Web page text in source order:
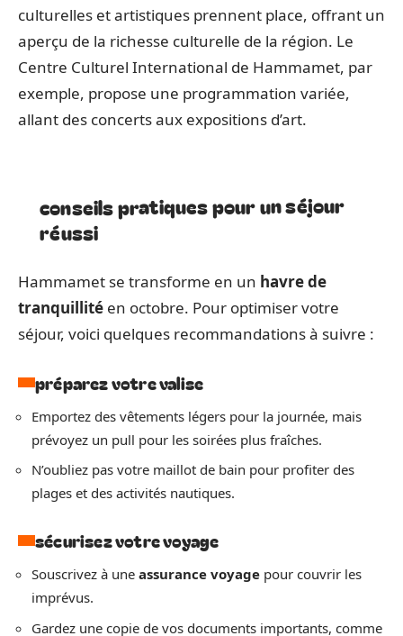
culturelles et artistiques prennent place, offrant un
aperçu de la richesse culturelle de la région. Le
Centre Culturel International de Hammamet, par
exemple, propose une programmation variée,
allant des concerts aux expositions d’art.
conseils pratiques pour un séjour
réussi
Hammamet se transforme en un havre de
tranquillité en octobre. Pour optimiser votre
séjour, voici quelques recommandations à suivre :
préparez votre valise
Emportez des vêtements légers pour la journée, mais
prévoyez un pull pour les soirées plus fraîches.
N’oubliez pas votre maillot de bain pour profiter des
plages et des activités nautiques.
sécurisez votre voyage
Souscrivez à une assurance voyage pour couvrir les
imprévus.
Gardez une copie de vos documents importants, comme